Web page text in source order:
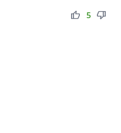
thumb_up thumb_down
5